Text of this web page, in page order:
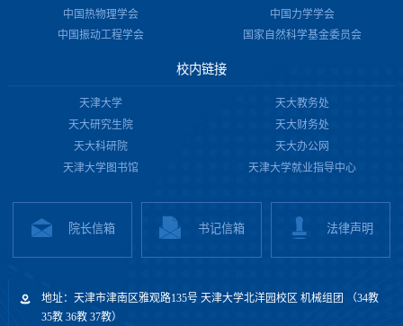
中国热物理学会
中国力学学会
中国振动工程学会
国家自然科学基金委员会
校内链接
天津大学
天大教务处
天大研究生院
天大财务处
天大科研院
天大办公网
天津大学图书馆
天津大学就业指导中心
院长信箱 书记信箱 法律声明
地址：天津市津南区雅观路135号 天津大学北洋园校区 机械组团 （34教
35教 36教 37教）